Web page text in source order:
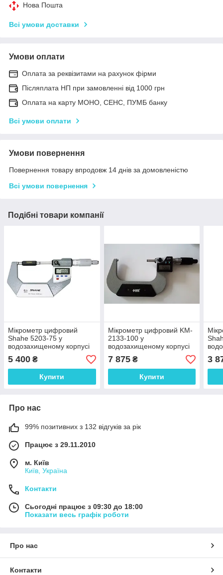
Нова Пошта
Всі умови доставки
Умови оплати
Оплата за реквізитами на рахунок фірми
Післяплата НП при замовленні від 1000 грн
Оплата на карту МОНО, СЕНС, ПУМБ банку
Всі умови оплати
Умови повернення
Повернення товару впродовж 14 днів за домовленістю
Всі умови повернення
Подібні товари компанії
Мікрометр цифровий
Shahe 5203-75 у
водозахищеному корпусі
IP65, діапазон 50-75mm,
дискретність 0.001 мм
5 400 ₴
Купити
Мікрометр цифровий KM-
2133-100 у
водозахищеному корпусі
IP 65, діапазон 75-100 мм,
дискретність 0.001 мм
7 875₴
Купити
0 до
3
Про нас
99% позитивних з 132 відгуків за рік
Працює з 29.11.2010
м. Київ
Київ, Україна
Контакти
Сьогодні працює з 09:30 до 18:00
Показати весь графік роботи
Про нас
Контакти